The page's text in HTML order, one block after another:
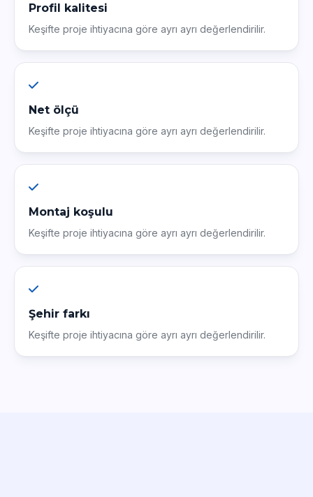
Profil kalitesi
Keşifte proje ihtiyacına göre ayrı ayrı değerlendirilir.
Net ölçü
Keşifte proje ihtiyacına göre ayrı ayrı değerlendirilir.
Montaj koşulu
Keşifte proje ihtiyacına göre ayrı ayrı değerlendirilir.
Şehir farkı
Keşifte proje ihtiyacına göre ayrı ayrı değerlendirilir.